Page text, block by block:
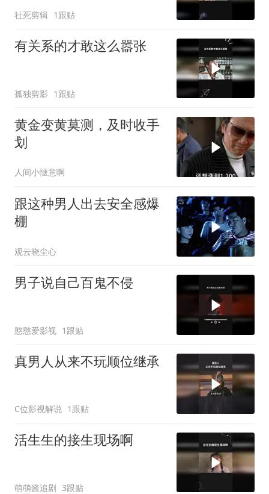
社死剪辑 1跟贴
有关系的才敢这么嚣张
孤独剪影 1跟贴
黄金变黄莫测，及时收手
划
人间小惬意啊
跟这种男人出去安全感爆
棚
观云晓尘心
男子说自己百鬼不侵
憨憨爱影视 1跟贴
真男人从来不玩顺位继承
C位影视解说 1跟贴
活生生的接生现场啊
萌萌酱追剧 3跟贴